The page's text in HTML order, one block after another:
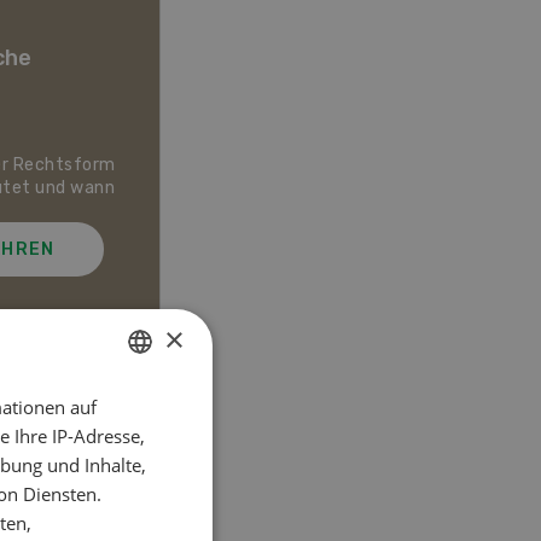
Rechtsform
und wann
FRENCH
×
auf
Ihre IP-Adresse,
und Inhalte,
Diensten.